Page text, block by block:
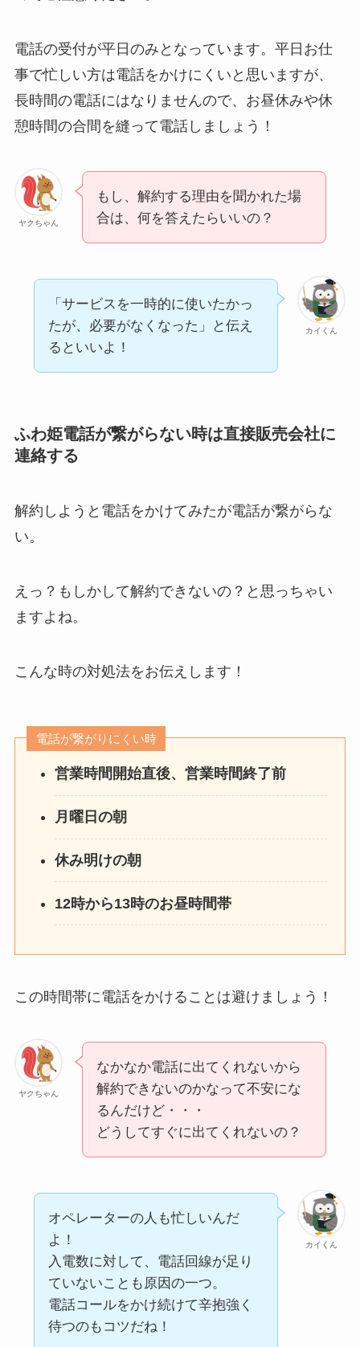
電話の受付が平日のみとなっています。平日お仕
事で忙しい方は電話をかけにくいと思いますが、
長時間の電話にはなりませんので、お昼休みや休
憩時間の合間を縫って電話しましょう！
ヤクちゃん
もし、解約する理由を聞かれた場
合は、何を答えたらいいの？
カイくん
「サービスを一時的に使いたかっ
たが、必要がなくなった」と伝え
るといいよ！
ふわ姫電話が繋がらない時は直接販売会社に
連絡する
解約しようと電話をかけてみたが電話が繋がらな
い。
えっ？もしかして解約できないの？と思っちゃい
ますよね。
こんな時の対処法をお伝えします！
電話が繋がりにくい時
営業時間開始直後、営業時間終了前
月曜日の朝
休み明けの朝
12時から13時のお昼時間帯
この時間帯に電話をかけることは避けましょう！
ヤクちゃん
なかなか電話に出てくれないから
解約できないのかなって不安にな
るんだけど・・・
どうしてすぐに出てくれないの？
カイくん
オペレーターの人も忙しいんだ
よ！
入電数に対して、電話回線が足り
ていないことも原因の一つ。
電話コールをかけ続けて辛抱強く
待つのもコツだね！